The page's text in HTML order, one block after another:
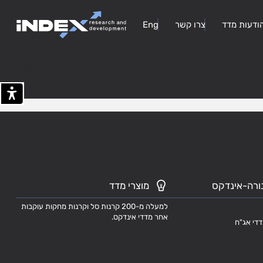
מדד צרו קשר Eng
אינדקס
אג"ח
מוצרי מדד
למעלה מ-200 קרנות סל וקרנות מחקות עוקבות
אחר מדדי אינדקס.